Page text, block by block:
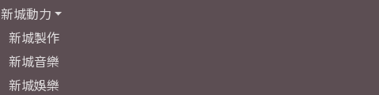
新城動力
新城製作
新城音樂
新城娛樂